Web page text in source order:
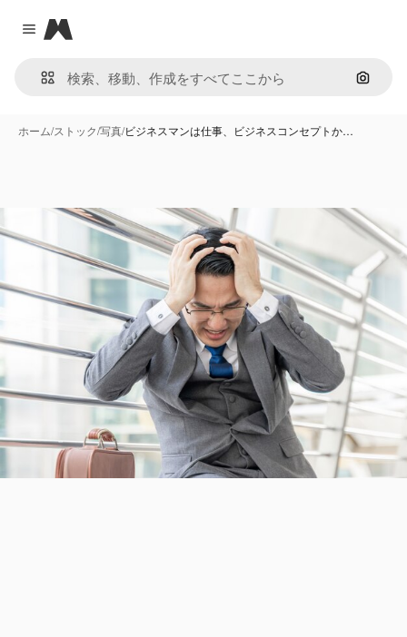
Close menu
Magnific
画像で
ホーム/ストック/写真/ビジネスマンは仕事、ビジネスコンセプトか…